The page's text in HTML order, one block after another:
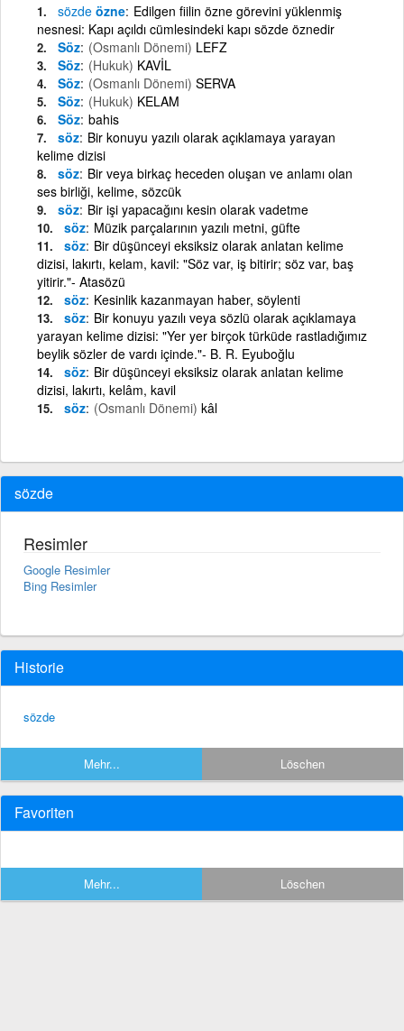
sözde özne Edilgen fiilin özne görevini yüklenmiş
nesnesi: Kapı açıldı cümlesindeki kapı sözde öznedir
Söz (Osmanlı Dönemi) LEFZ
Söz (Hukuk) KAVİL
Söz (Osmanlı Dönemi) SERVA
Söz (Hukuk) KELAM
Söz bahis
söz Bir konuyu yazılı olarak açıklamaya yarayan
kelime dizisi
söz Bir veya birkaç heceden oluşan ve anlamı olan
ses birliği, kelime, sözcük
söz Bir işi yapacağını kesin olarak vadetme
söz Müzik parçalarının yazılı metni, güfte
söz Bir düşünceyi eksiksiz olarak anlatan kelime
dizisi, lakırtı, kelam, kavil: "Söz var, iş bitirir; söz var, baş
yitirir."- Atasözü
söz Kesinlik kazanmayan haber, söylenti
söz Bir konuyu yazılı veya sözlü olarak açıklamaya
yarayan kelime dizisi: "Yer yer birçok türküde rastladığımız
beylik sözler de vardı içinde."- B. R. Eyuboğlu
söz Bir düşünceyi eksiksiz olarak anlatan kelime
dizisi, lakırtı, kelâm, kavil
söz (Osmanlı Dönemi) kâl
sözde
Resimler
Google Resimler
Bing Resimler
Historie
sözde
Mehr... Löschen
Favoriten
Mehr... Löschen